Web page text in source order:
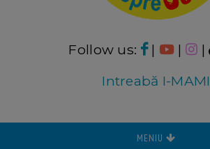
Follow us: | | |
Intreabă I-MAMI
MENIU